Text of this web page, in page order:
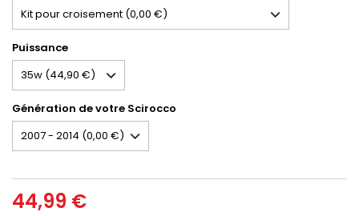
Puissance
Génération de votre Scirocco
44,99 €